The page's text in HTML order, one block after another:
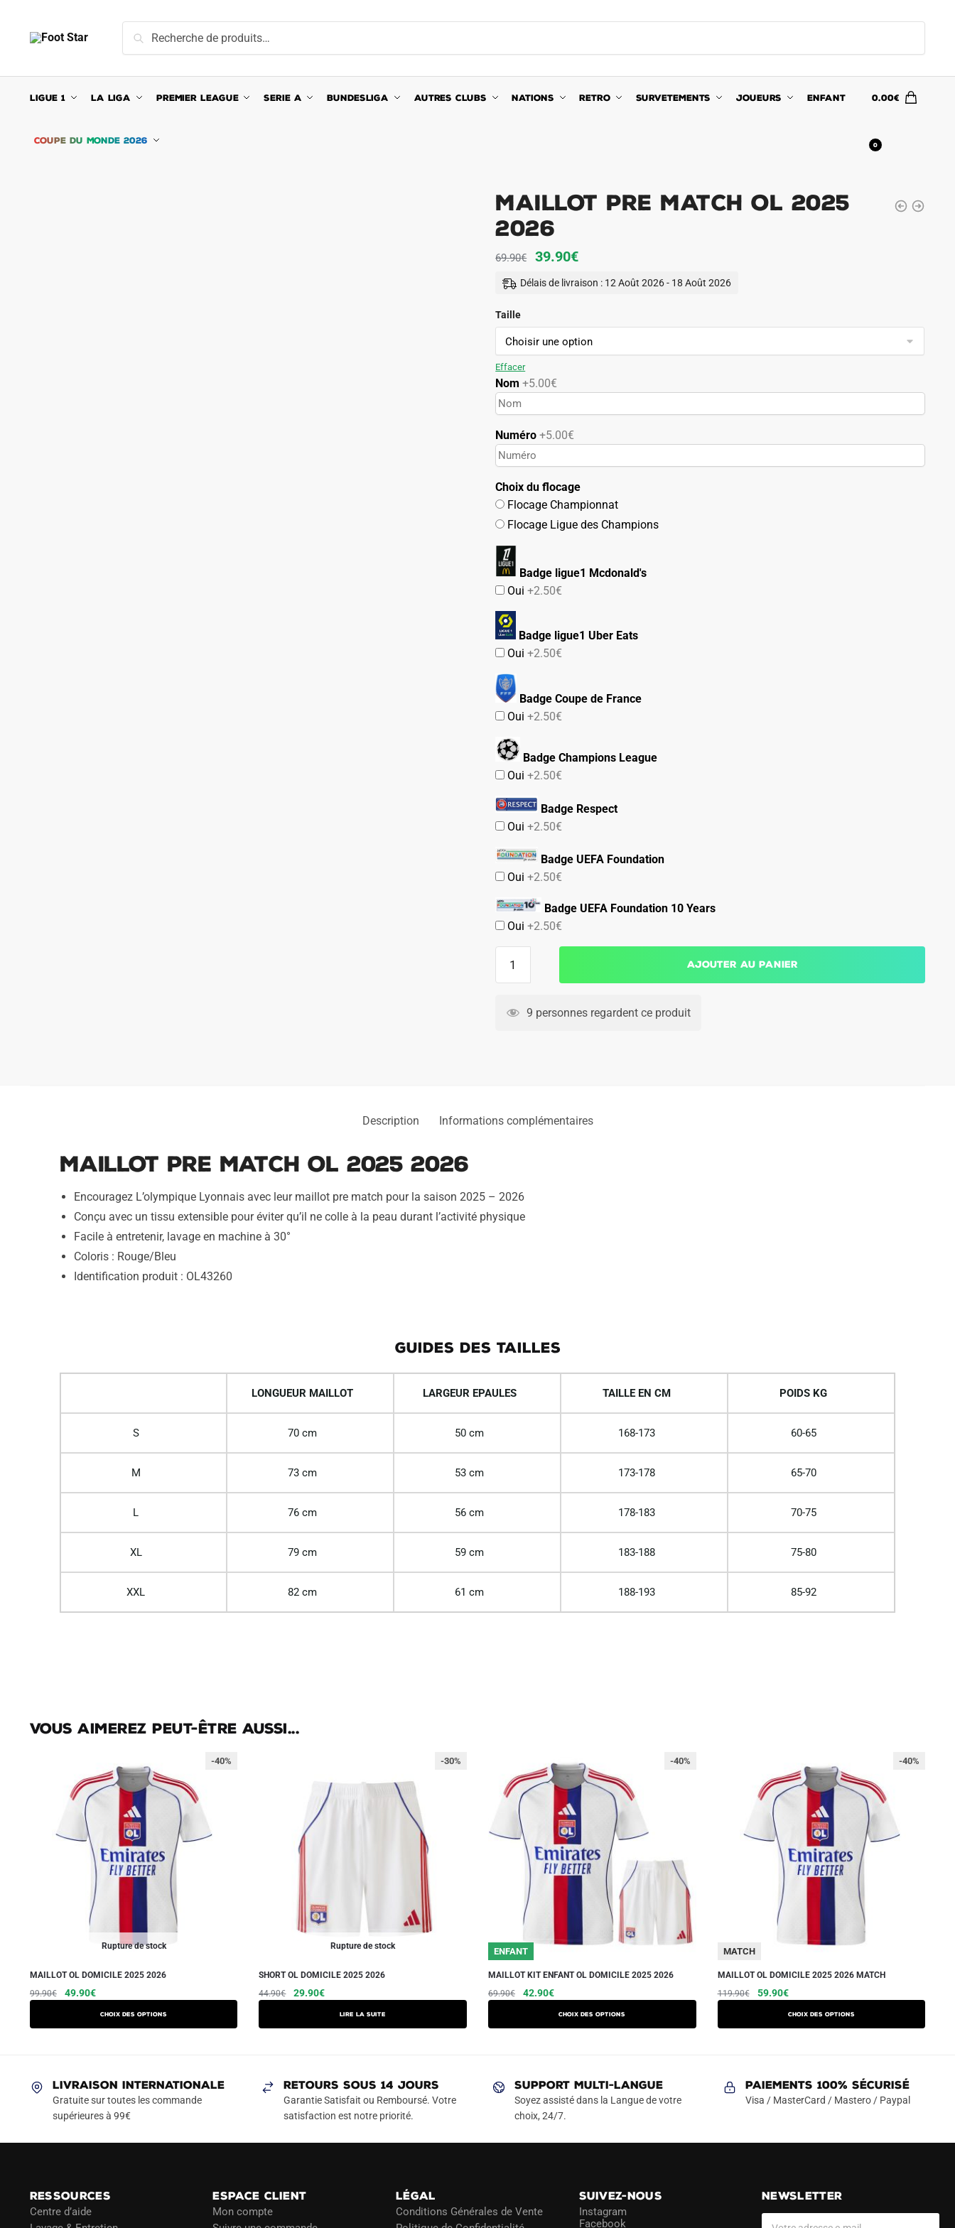
navigation
content
pour :
Recherche
LIGUE 1 LA LIGA PREMIER LEAGUE SERIE A BUNDESLIGA AUTRES CLUBS NATIONS RETRO SURVETEMENTS JOUEURS ENFANT
COUPE DU MONDE 2026
0.00€
0
Maillot Pre Match OL 2025
2026
69.90€
Le
prix
69.90€.
39.90€Le
prix
39.90€.
Délais de livraison : 12 Août 2026 - 18 Août 2026
Taille
Effacer
Nom +5.00€
Numéro+5.00€
Choix du flocage
Flocage Championnat
Flocage Ligue des Champions
Badge ligue1 Mcdonald's
Oui+2.50€
Badge ligue1 Uber Eats
Oui+2.50€
Badge Coupe de France
Oui+2.50€
Badge Champions League
Oui+2.50€
Badge Respect
Oui+2.50€
Badge UEFA Foundation
Oui+2.50€
Badge UEFA Foundation 10 Years
Oui+2.50€
Pre
Ajouter au panier
9 personnes regardent ce produit
Description Informations complémentaires
Maillot Pre Match OL 2025 2026
Encouragez L’olympique Lyonnais avec leur maillot pre match pour la saison 2025 – 2026
Conçu avec un tissu extensible pour éviter qu’il ne colle à la peau durant l’activité physique
Facile à entretenir, lavage en machine à 30°
Coloris : Rouge/Bleu
Identification produit : OL43260
GUIDES DES TAILLES
LONGUEUR MAILLOT LARGEUR EPAULES TAILLE EN CM POIDS KG
S 70 cm 50 cm 168-173 60-65
M 73 cm 53 cm 173-178 65-70
L 76 cm 56 cm 178-183 70-75
XL 79 cm 59 cm 183-188 75-80
XXL 82 cm 61 cm 188-193 85-92
Vous aimerez peut-être aussi...
Rupture de stock
-40%
MAILLOT OL DOMICILE 2025 2026
99.90€
Le
49.90€Le
Choix des options
Ce
produit
a
Les
options
peuvent
page
du
Rupture de stock
-30%
SHORT OL DOMICILE 2025 2026
44.90€
Le
29.90€Le
Lire la suite
ENFANT
-40%
MAILLOT KIT ENFANT OL DOMICILE 2025 2026
69.90€
Le
42.90€Le
Choix des options
Ce
produit
a
Les
options
peuvent
-40%
MATCH
MAILLOT OL DOMICILE 2025 2026 MATCH
119.90€
Le
59.90€Le
Choix des options
Ce
produit
a
Les
options
page
LIVRAISON INTERNATIONALE
Gratuite sur toutes les commande
supérieures à 99€
RETOURS SOUS 14 JOURS
Garantie Satisfait ou Remboursé. Votre
satisfaction est notre priorité.
SUPPORT MULTI-LANGUE
Soyez assisté dans la Langue de votre
choix, 24/7.
Paiements 100% Sécurisé
Visa / MasterCard / Mastero / Paypal
RESSOURCES
Centre d’aide
ESPACE CLIENT
Mon compte
LÉGAL
Conditions Générales de Vente
SUIVEZ-NOUS
Instagram
Facebook
NEWSLETTER